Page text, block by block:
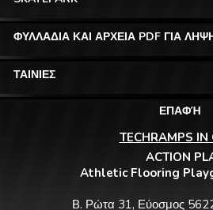
ΦΥΛΛΑΔΙΑ ΚΑΙ ΑΡΧΕΙΑ PDF ΓΙΑ
ΤΑΙΝΙΕΣ
ΕΠΑΦΉ
TECHRAMPS IN
ACTION
Athletic Flooring
Β. Ρώτα 31, Εύοσμος